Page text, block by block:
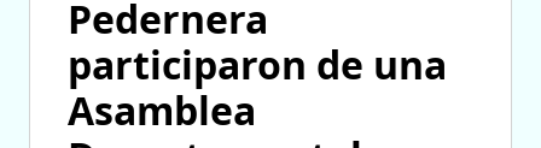
Pedernera
participaron de una
Asamblea